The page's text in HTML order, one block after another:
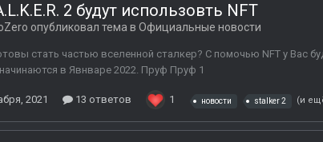
2 будут использовть NFT
опубликовал тема в Официальные новости
стать частью вселенной сталкер? С помочью NFT у
в Явнваре 2022. Пруф Пруф 1
2021 13 ответов 1 новости stalker 2 (и